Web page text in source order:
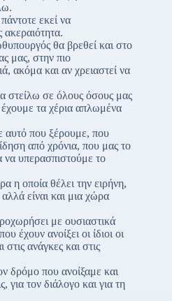
εκεί να
θα βρεθεί και στο
μας, στην πιο
ακόμα και αν χρειαστεί να
στείλω σε όλους όσους μας
έχουμε τα χέρια απλωμένα
αυτό που ξέρουμε, που
από χρόνια, που μας το
να υπερασπιστούμε το
η οποία θέλει την ειρήνη,
είναι και μια χώρα
με ουσιαστικά
έχουν ανοίξει οι ίδιοι οι
στις ανάγκες και στις
δρόμο που ανοίξαμε και
για τον διάλογο και για τη